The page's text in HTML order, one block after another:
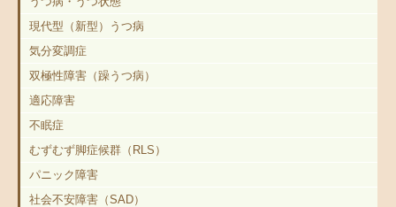
現代型（新型）うつ病
気分変調症
双極性障害（躁うつ病）
適応障害
不眠症
むずむず脚症候群（RLS）
パニック障害
社会不安障害（SAD）